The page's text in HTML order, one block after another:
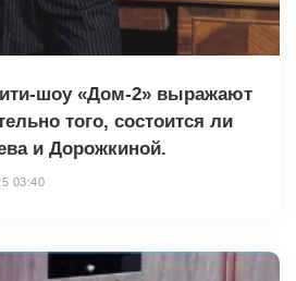
шоу «Дом-2» выражают
того, состоится ли
и Дорожкиной.
03:40